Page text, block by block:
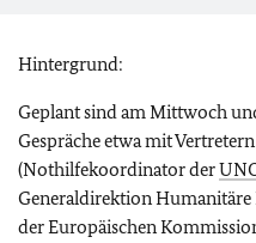
Hintergrund:
Geplant sind am Mittwoch
Gespräche etwa mit
(Nothilfekoordinator der
Generaldirektion
der Europäischen